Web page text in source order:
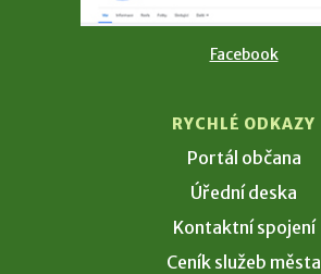
Facebook
RYCHLÉ ODKAZY
Portál občana
Úřední deska
Kontaktní spojení
Ceník služeb města